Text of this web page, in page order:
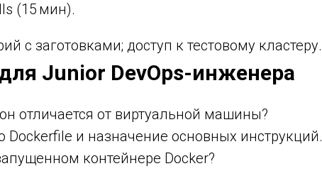
(15 мин).
с заготовками; доступ к тестовому кластеру.
Junior DevOps-инженера
отличается от виртуальной машины?
Dockerfile и назначение основных инструкций.
контейнере Docker?